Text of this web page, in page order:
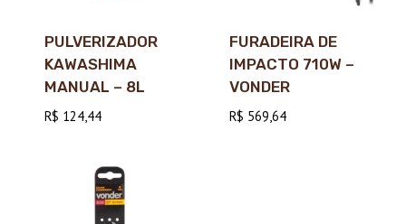
PULVERIZADOR
KAWASHIMA
MANUAL – 8L
R$ 124,44
FURADEIRA DE
IMPACTO 710W –
VONDER
R$ 569,64